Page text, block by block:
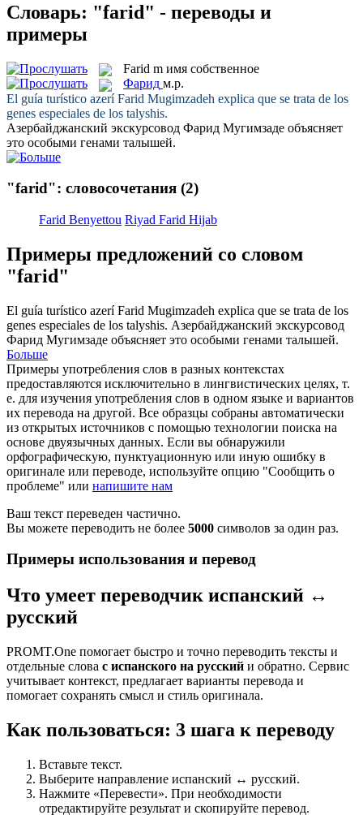
Словарь: "farid" - переводы и
примеры
Farid m имя собственное
Фарид м.р.
El guía turístico azeríFarid Mugimzadeh explica que se trata de los
genes especiales de los talyshis.
Азербайджанский экскурсовод Фарид Мугимзаде объясняет
это особыми генами талышей.
"farid": словосочетания (2)
Farid Benyettou Riyad Farid Hijab
Примеры предложений со словом
"farid"
El guía turístico azeríFarid Mugimzadeh explica que se trata de los
genes especiales de los talyshis. Азербайджанский экскурсовод
Фарид Мугимзаде объясняет это особыми генами талышей.
Больше
Примеры употребления слов в разных контекстах
предоставляются исключительно в лингвистических целях, т.
е. для изучения употребления слов в одном языке и вариантов
их перевода на другой. Все образцы собраны автоматически
из открытых источников с помощью технологии поиска на
основе двуязычных данных. Если вы обнаружили
орфографическую, пунктуационную или иную ошибку в
оригинале или переводе, используйте опцию "Сообщить о
проблеме" или напишите нам
Ваш текст переведен частично.
Вы можете переводить не более 5000 символов за один раз.
Примеры использования и перевод
Что умеет переводчик испанский ↔
русский
PROMT.One помогает быстро и точно переводить тексты и
отдельные слова с испанского на русский и обратно. Сервис
учитывает контекст, предлагает варианты перевода и
помогает сохранять смысл и стиль оригинала.
Как пользоваться: 3 шага к переводу
Вставьте текст.
Выберите направление испанский ↔ русский.
Нажмите «Перевести». При необходимости
отредактируйте результат и скопируйте перевод.